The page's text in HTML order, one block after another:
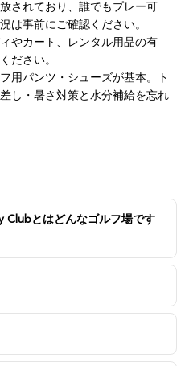
放されており、誰でもプレー可
は事前にご確認ください。
ィやカート、レンタル用品の有
ださい。
用パンツ・シューズが基本。ト
し・暑さ対策と水分補給を忘れ
とはどんなゴルフ場です